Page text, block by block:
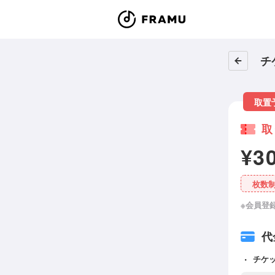
チ
取置
枚数
※会員登
チケ